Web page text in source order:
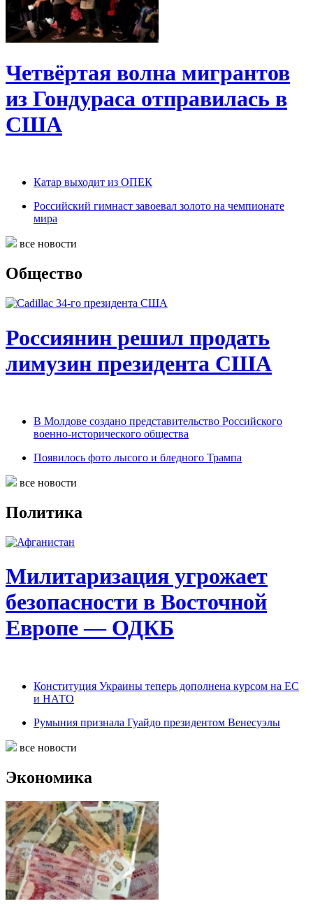
Четвёртая волна мигрантов
из Гондураса отправилась в
США
Катар выходит из ОПЕК
Российский гимнаст завоевал золото на чемпионате
мира
все новости
Общество
Россиянин решил продать
лимузин президента США
В Молдове создано представительство Российского
военно-исторического общества
Появилось фото лысого и бледного Трампа
все новости
Политика
Милитаризация угрожает
безопасности в Восточной
Европе — ОДКБ
Конституция Украины теперь дополнена курсом на ЕС
и НАТО
Румыния признала Гуайдо президентом Венесуэлы
все новости
Экономика